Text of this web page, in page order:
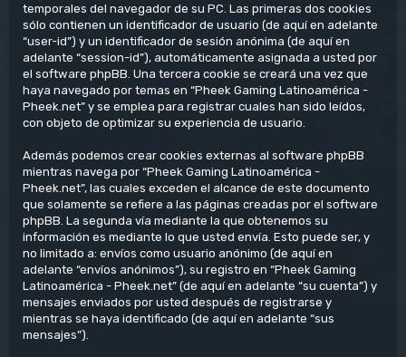
temporales del navegador de su PC. Las primeras dos cookies
sólo contienen un identificador de usuario (de aquí en adelante
“user-id”) y un identificador de sesión anónima (de aquí en
adelante “session-id”), automáticamente asignada a usted por
el software phpBB. Una tercera cookie se creará una vez que
haya navegado por temas en “Pheek Gaming Latinoamérica -
Pheek.net” y se emplea para registrar cuales han sido leídos,
con objeto de optimizar su experiencia de usuario.
Además podemos crear cookies externas al software phpBB
mientras navega por “Pheek Gaming Latinoamérica -
Pheek.net”, las cuales exceden el alcance de este documento
que solamente se refiere a las páginas creadas por el software
phpBB. La segunda vía mediante la que obtenemos su
información es mediante lo que usted envía. Esto puede ser, y
no limitado a: envíos como usuario anónimo (de aquí en
adelante “envíos anónimos”), su registro en “Pheek Gaming
Latinoamérica - Pheek.net” (de aquí en adelante “su cuenta”) y
mensajes enviados por usted después de registrarse y
mientras se haya identificado (de aquí en adelante “sus
mensajes”).